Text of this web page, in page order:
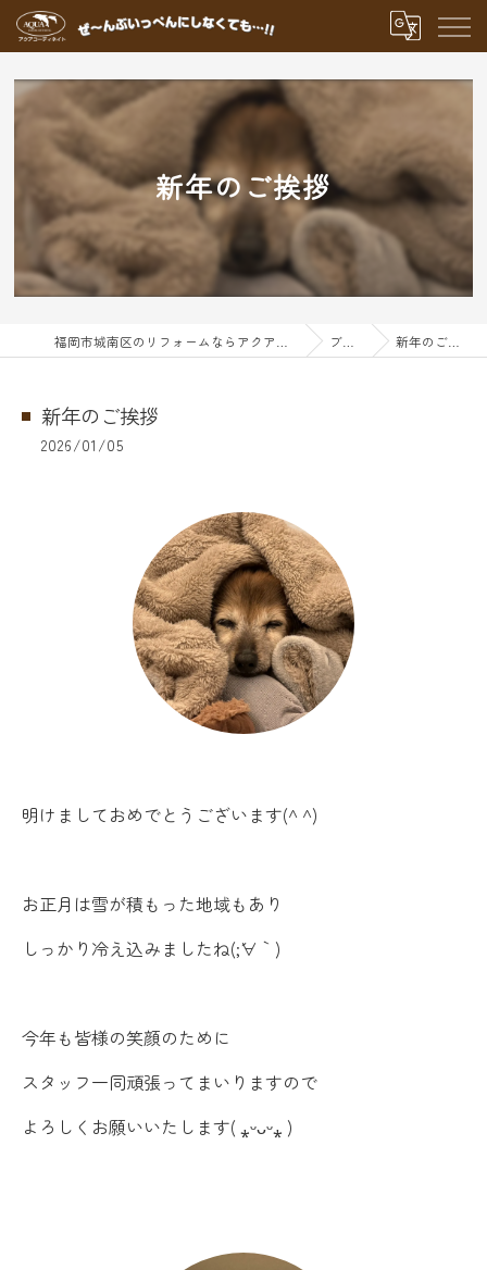
新年のご挨拶
ブログ 新年のご挨拶
新年のご挨拶
2026/01/05
明けましておめでとうございます(^ ^)
お正月は雪が積もった地域もあり
しっかり冷え込みましたね(;´∀｀)
今年も皆様の笑顔のために
スタッフ一同頑張ってまいりますので
よろしくお願いいたします( ⁎ᵕᴗᵕ⁎ )